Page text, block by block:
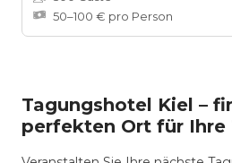
50–100 € pro Person
Tagungshotel Kiel –
perfekten Ort für Ihre